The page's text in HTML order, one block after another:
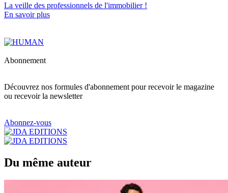
La veille des professionnels de l'immobilier!
En savoir plus
Abonnement
Découvrez nos formules d'abonnement pour recevoir le magazine
ou recevoir la newsletter
Abonnez-vous
Du même auteur